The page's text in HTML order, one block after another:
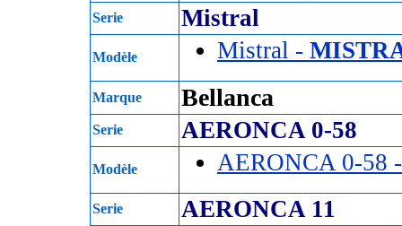
Serie Mistral
Modèle Mistral -
Marque Bellanca
Serie AERONCA 0-58
Modèle AERONCA 0-58
Serie AERONCA 11